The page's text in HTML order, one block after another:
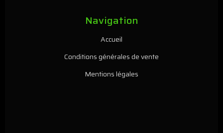
Navigation
Accueil
Conditions générales de vente
Mentions légales